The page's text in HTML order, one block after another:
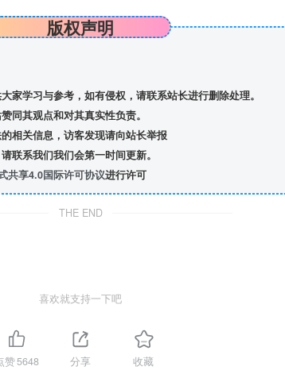
版权声明
家学习与参考，如有侵权，请联系站长进行删除处理。
同其观点和对其真实性负责。
相关信息，访客发现请向站长举报
联系我们我们会第一时间更新。
共享4.0国际许可协议进行许可
THE END
喜欢就支持一下吧
赞5648 分享 收藏